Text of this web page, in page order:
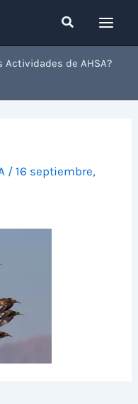
Buscar
de AHSA?
/16 septiembre,